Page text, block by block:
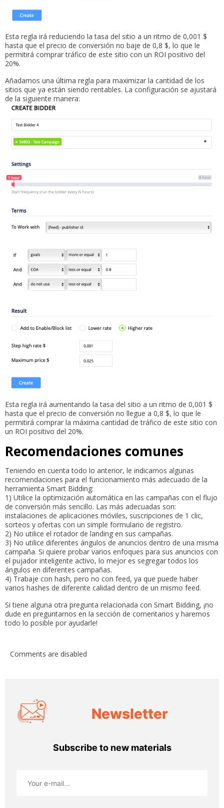
Esta regla irá reduciendo la tasa del sitio a un ritmo de 0,001 $
hasta que el precio de conversión no baje de 0,8 $, lo que le
permitirá comprar tráfico de este sitio con un ROI positivo del
20%.
Añadamos una última regla para maximizar la cantidad de los
sitios que ya están siendo rentables. La configuración se ajustará
de la siguiente manera:
Esta regla irá aumentando la tasa del sitio a un ritmo de 0,001 $
hasta que el precio de conversión no llegue a 0,8 $, lo que le
permitirá comprar la máxima cantidad de tráfico de este sitio con
un ROI positivo del 20%.
Recomendaciones comunes
Teniendo en cuenta todo lo anterior, le indicamos algunas
recomendaciones para el funcionamiento más adecuado de la
herramienta Smart Bidding:
1) Utilice la optimización automática en las campañas con el flujo
de conversión más sencillo. Las más adecuadas son:
instalaciones de aplicaciones móviles, suscripciones de 1 clic,
sorteos y ofertas con un simple formulario de registro.
2) No utilice el rotador de landing en sus campañas.
3) No utilice diferentes ángulos de anuncios dentro de una misma
campaña. Si quiere probar varios enfoques para sus anuncios con
el pujador inteligente activo, lo mejor es segregar todos los
ángulos en diferentes campañas.
4) Trabaje con hash, pero no con feed, ya que puede haber
varios hashes de diferente calidad dentro de un mismo feed.
Si tiene alguna otra pregunta relacionada con Smart Bidding, ¡no
dude en preguntarnos en la sección de comentarios y haremos
todo lo posible por ayudarle!
Comments are disabled
Newsletter
Subscribe to new materials